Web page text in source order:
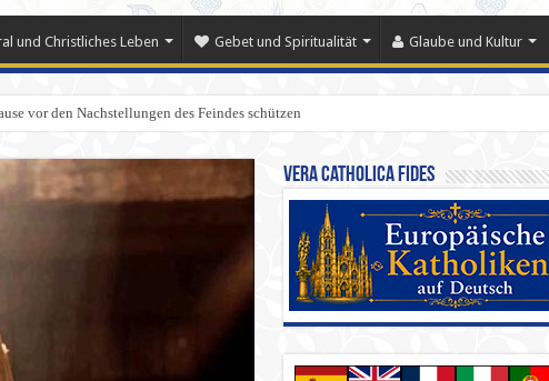
und Christliches Leben Gebet und Spiritualität Glaube und Kultur
vor den Nachstellungen des Feindes schützen
Vera Catholica Fides